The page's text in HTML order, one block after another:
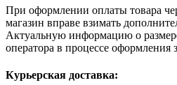
При оформлении оплаты товара
магазин вправе взимать
Актуальную информацию о
оператора в процессе оформления
Курьерская доставка: